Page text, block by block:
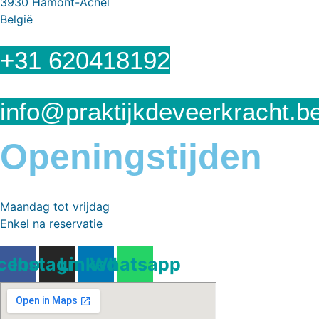
België
+31 620418192
Openingstijden
Maandag tot vrijdag
Enkel na reservatie
Instagram
Linkedin
Whatsapp